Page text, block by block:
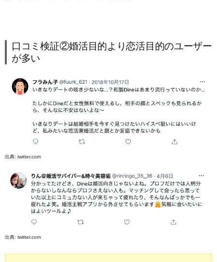
口コミ検証②婚活目的より恋活目的のユーザー
が多い
出典: twitter.com
出典: twitter.com